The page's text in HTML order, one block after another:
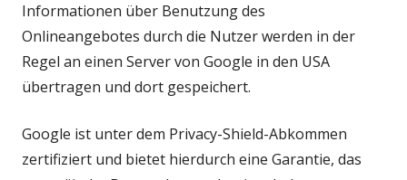
Informationen über Benutzung des
Onlineangebotes durch die Nutzer werden in der
Regel an einen Server von Google in den USA
übertragen und dort gespeichert.
Google ist unter dem Privacy-Shield-Abkommen
zertifiziert und bietet hierdurch eine Garantie, das